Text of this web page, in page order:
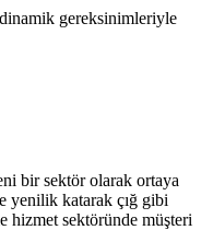
gereksinimleriyle
bir sektör olarak ortaya
yenilik katarak çığ gibi
hizmet sektöründe müşteri